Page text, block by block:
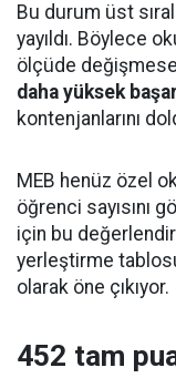
Bu durum üst
yayıldı. Böylece
ölçüde
daha yüksek
kontenjanlarını
MEB henüz özel
öğrenci sayısını
için bu
yerleştirme
olarak öne çıkıyor.
452 tam